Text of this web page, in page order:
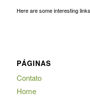
Here are some interesting
PÁGINAS
Contato
Home